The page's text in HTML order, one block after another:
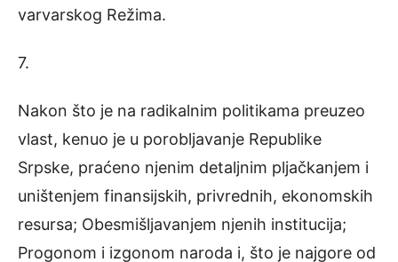
varvarskog Režima.
7.
Nakon što je na radikalnim politikama preuzeo
vlast, kenuo je u porobljavanje Republike
Srpske, praćeno njenim detaljnim pljačkanjem i
uništenjem finansijskih, privrednih, ekonomskih
resursa; Obesmišljavanjem njenih institucija;
Progonom i izgonom naroda i, što je najgore od